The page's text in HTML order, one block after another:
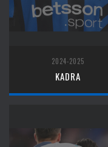
2024-2025
KADRA